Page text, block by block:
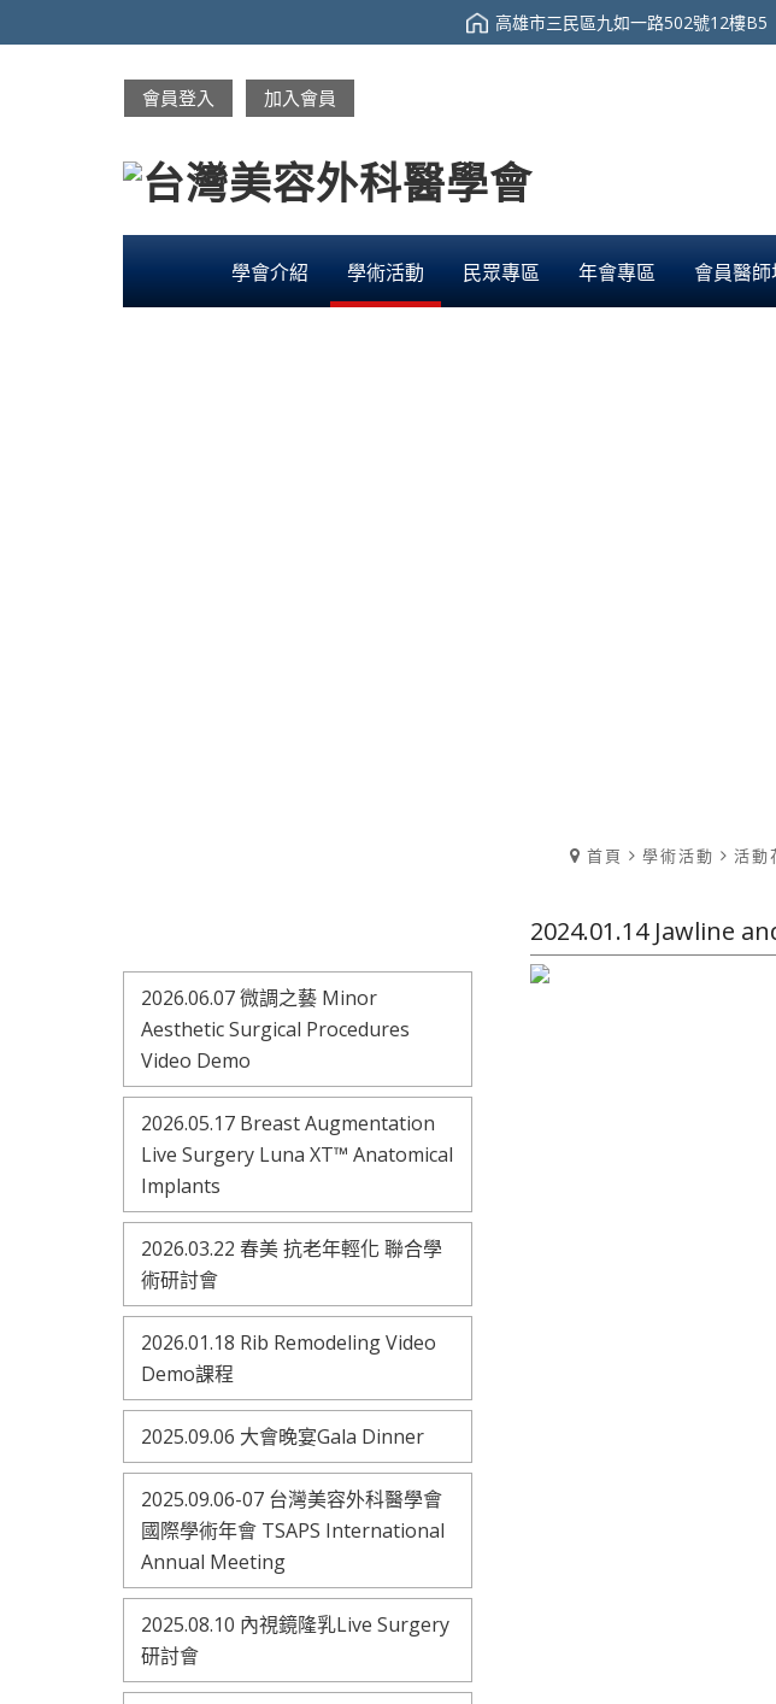
高雄市三民區九如一路502號12樓B5
會員登入 加入會員
學會介紹 學術活動 民眾專區 年會專區 會員醫師
首頁 學術活動 活動
2026.06.07 微調之藝 Minor
Aesthetic Surgical Procedures
Video Demo
2026.05.17 Breast Augmentation
Live Surgery Luna XT™ Anatomical
Implants
2026.03.22 春美 抗老年輕化 聯合學
術研討會
2026.01.18 Rib Remodeling Video
Demo課程
2025.09.06 大會晚宴Gala Dinner
2025.09.06-07 台灣美容外科醫學會
國際學術年會 TSAPS International
Annual Meeting
2025.08.10 內視鏡隆乳Live Surgery
研討會
2024.01.14 Jawline